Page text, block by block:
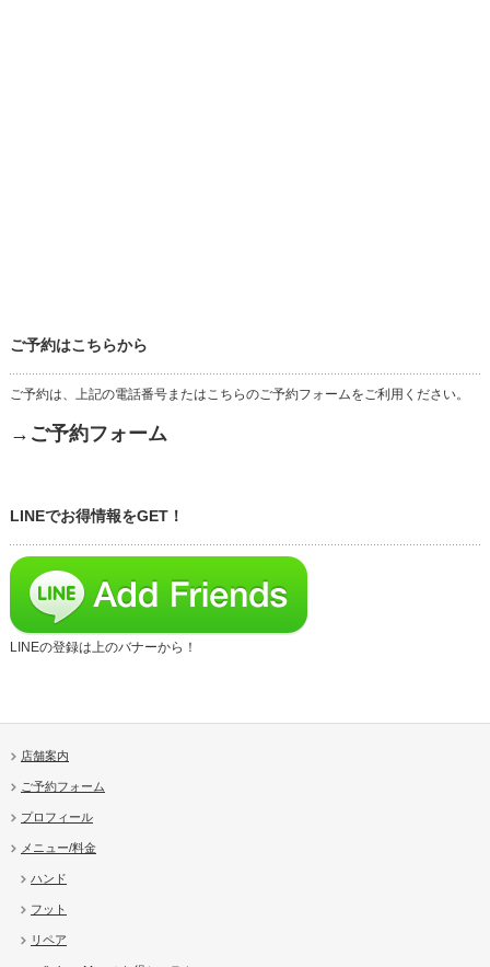
ご予約はこちらから
ご予約は、上記の電話番号またはこちらのご予約フォームをご利用ください。
→ご予約フォーム
LINEでお得情報をGET！
LINEの登録は上のバナーから！
店舗案内
ご予約フォーム
プロフィール
メニュー/料金
ハンド
フット
リペア